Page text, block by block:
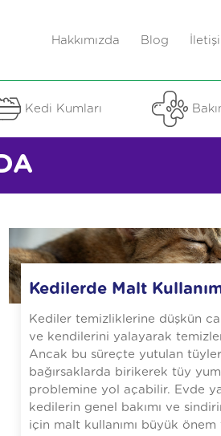
Hakkımızda Blog
Kedi Kumları
Kedilerde Malt
Kediler temizliklerine düşkün
ve kendilerini yalayarak
Ancak bu süreçte yutulan
bağırsaklarda birikerek tüy
problemine yol açabilir. Evde
kedilerin genel bakımı ve
için malt kullanımı büyük önem